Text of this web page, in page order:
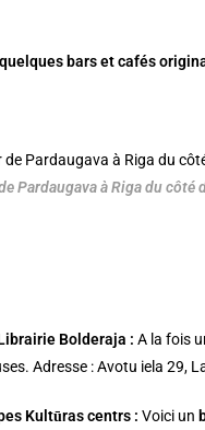
bars et cafés
Pardaugava à Riga du côté
Bolderaja : A la fois
Adresse : Avotu iela 29,
Kultūras centrs : Voici un